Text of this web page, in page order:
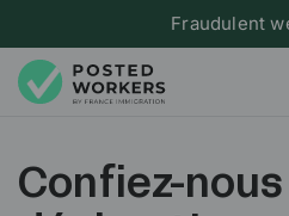
Fraudulent
Confiez-nous